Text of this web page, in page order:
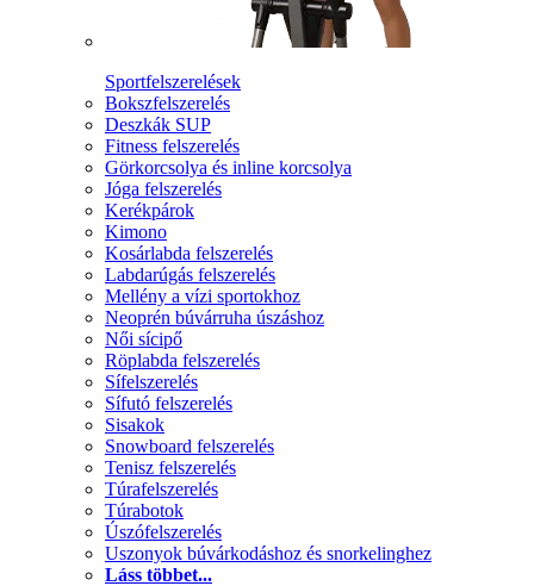
Sportfelszerelések
Bokszfelszerelés
Deszkák SUP
Fitness felszerelés
Görkorcsolya és inline korcsolya
Jóga felszerelés
Kerékpárok
Kimono
Kosárlabda felszerelés
Labdarúgás felszerelés
Mellény a vízi sportokhoz
Neoprén búvárruha úszáshoz
Női sícipő
Röplabda felszerelés
Sífelszerelés
Sífutó felszerelés
Sisakok
Snowboard felszerelés
Tenisz felszerelés
Túrafelszerelés
Túrabotok
Úszófelszerelés
Uszonyok búvárkodáshoz és snorkelinghez
Láss többet...